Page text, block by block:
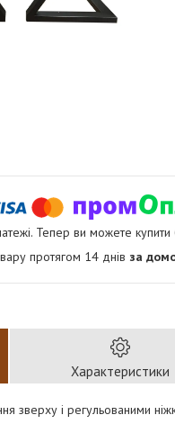
Тепер ви можете
протягом 14 днів за
Характеристики
зверху і регульованими